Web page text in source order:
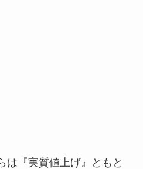
は『実質値上げ』ともと